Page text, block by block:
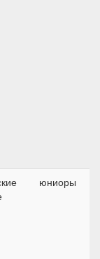
юниоры